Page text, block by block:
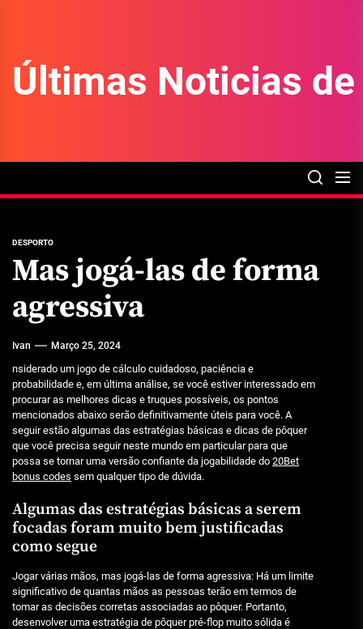
content
Últimas Noticias
DESPORTO
Mas jogá-las de forma
agressiva
Ivan Março 25, 2024
nsiderado um jogo de cálculo cuidadoso, paciência e
probabilidade e, em última análise, se você estiver interessado em
procurar as melhores dicas e truques possíveis, os pontos
mencionados abaixo serão definitivamente úteis para você. A
seguir estão algumas das estratégias básicas e dicas de pôquer
que você precisa seguir neste mundo em particular para que
possa se tornar uma versão confiante da jogabilidade do 20Bet
bonus codes sem qualquer tipo de dúvida.
Algumas das estratégias básicas a serem
focadas foram muito bem justificadas
como segue
Jogar várias mãos, mas jogá-las de forma agressiva: Há um limite
significativo de quantas mãos as pessoas terão em termos de
tomar as decisões corretas associadas ao pôquer. Portanto,
desenvolver uma estratégia de pôquer pré-flop muito sólida é